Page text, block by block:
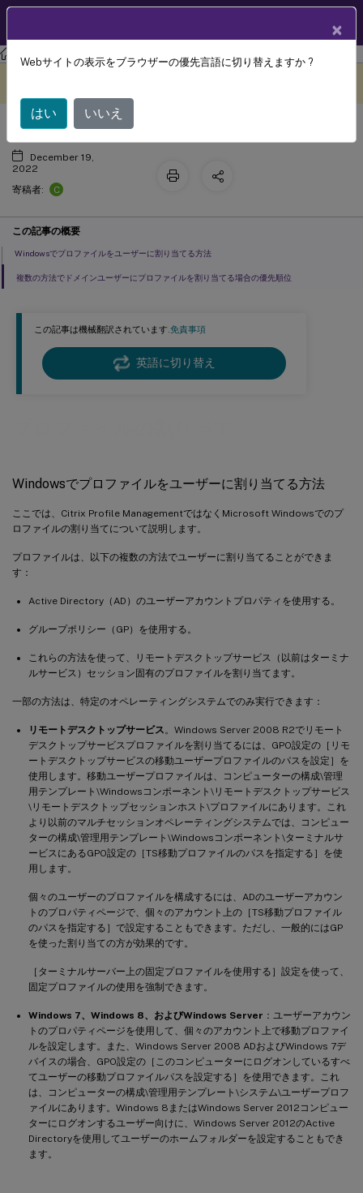
Profile Management Profile Management 2209
この記事は機械翻訳されています.免責事項
英語に切り替え
Windowsでプロファイルをユーザーに割り当てる方法
ここでは、Citrix Profile ManagementではなくMicrosoft Windowsでのプ
ロファイルの割り当てについて説明します。
プロファイルは、以下の複数の方法でユーザーに割り当てることができま
す：
Active Directory（AD）のユーザーアカウントプロパティを使用する。
グループポリシー（GP）を使用する。
これらの方法を使って、リモートデスクトップサービス（以前はターミナ
ルサービス）セッション固有のプロファイルを割り当てます。
一部の方法は、特定のオペレーティングシステムでのみ実行できます：
リモートデスクトップサービス 。Windows Server 2008 R2でリモート
デスクトップサービスプロファイルを割り当てるには、GPO設定の［リモ
ートデスクトップサービスの移動ユーザープロファイルのパスを設定］を
使用します。移動ユーザープロファイルは、コンピューターの構成\管理
用テンプレート\Windowsコンポーネント\リモートデスクトップサービス
\リモートデスクトップセッションホスト\プロファイルにあります。これ
より以前のマルチセッションオペレーティングシステムでは、コンピュー
ターの構成\管理用テンプレート\Windowsコンポーネント\ターミナルサ
ービスにあるGPO設定の［TS移動プロファイルのパスを指定する］を使
用します。
個々のユーザーのプロファイルを構成するには、ADのユーザーアカウン
トのプロパティページで、個々のアカウント上の［TS移動プロファイル
のパスを指定する］で設定することもできます。ただし、一般的にはGP
を使った割り当ての方が効果的です。
［ターミナルサーバー上の固定プロファイルを使用する］設定を使って、
固定プロファイルの使用を強制できます。
Windows 7、Windows 8、およびWindows Server ：ユーザーアカウン
トのプロパティページを使用して、個々のアカウント上で移動プロファイ
ルを設定します。また、Windows Server 2008 ADおよびWindows 7デ
バイスの場合、GPO設定の［このコンピューターにログオンしているすべ
てユーザーの移動プロファイルパスを設定する］を使用できます。これ
は、コンピューターの構成\管理用テンプレート\システム\ユーザープロフ
ァイルにあります。Windows 8またはWindows Server 2012コンピュー
ターにログオンするユーザー向けに、Windows Server 2012のActive
Directoryを使用してユーザーのホームフォルダーを設定することもでき
ます。
プロファイルの割り当て
December 19,
2022
寄稿者:
C
この記事の概要
Windowsでプロファイルをユーザーに割り当てる方法
複数の方法でドメインユーザーにプロファイルを割り当てる場合の優先順位
×
Webサイトの表示をブラウザーの優先言語に切り替えますか ?
はい いいえ